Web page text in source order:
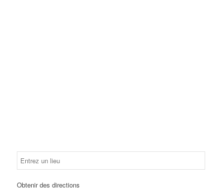
Obtenir des directions